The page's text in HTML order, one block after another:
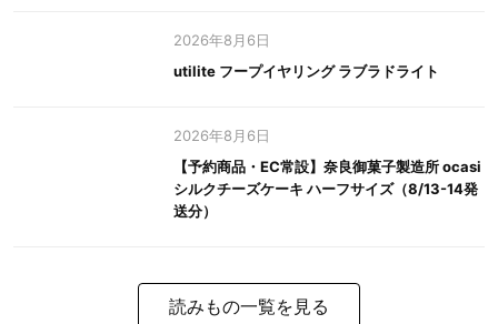
2026年8月6日
utilite フープイヤリング ラブラドライト
2026年8月6日
【予約商品・EC常設】奈良御菓子製造所 ocasi
シルクチーズケーキ ハーフサイズ（8/13-14発
送分）
読みもの一覧を見る